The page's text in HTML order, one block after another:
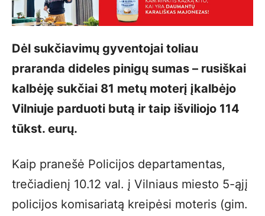
Dėl sukčiavimų gyventojai toliau
praranda dideles pinigų sumas – rusiškai
kalbėję sukčiai 81 metų moterį įkalbėjo
Vilniuje parduoti butą ir taip išviliojo 114
tūkst. eurų.
Kaip pranešė Policijos departamentas,
trečiadienį 10.12 val. į Vilniaus miesto 5-ąjį
policijos komisariatą kreipėsi moteris (gim.